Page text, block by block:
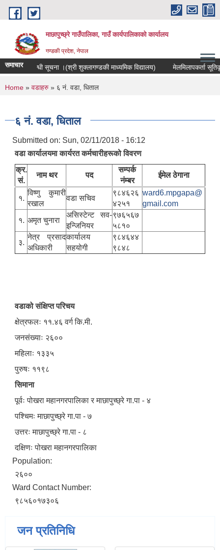
Skip to main content
माछापुच्छ्रे गाउँपालिका, गाउँ कार्यपालिकाको कार्यालय
गण्डकी प्रदेश, नेपाल
समाचारसम्बन्धी सूचना ।(श्री शुक्लागण्डकी माध्यमिक विद्यालय) मेलमिलापकर्ता सूतिकृत
You are here
Home » वडाहरु » ६ नं. वडा, धिताल
६ नं. वडा, धिताल
Submitted on: Sun, 02/11/2018 - 16:12
वडा कार्यालयमा कार्यरत कर्मचारीहरूको विवरण
क्र.
सं.
नाम थर पद
सम्पर्क
नंम्बर
ईमेल ठेगाना
१.
विष्णु कुमारी
रखाल
वडा सचिव
९८४६२६
४२५१
ward6.mpgapa@
gmail.com
१. अमृत चुनारा
असिस्टेन्ट सव-
इन्जिनियर
९७६५६७
५८१०
३.
नेत्र प्रसाद
अधिकारी
कार्यालय
सहयोगी
९८४६४४
९८४८
वडाको संक्षिप्त परिचय
क्षेत्रफलः ११.४६ वर्ग कि.मी.
जनसंख्याः २६००
महिलाः १३३५
पुरुषः ११९८
सिमाना
पूर्वः पोखरा महानगरपालिका र माछापुच्छ्रे गा.पा - ४
पश्चिमः माछापुच्छ्रे गा.पा - ७
उत्तरः माछापुच्छ्रे गा.पा - ८
दक्षिणः पोखरा महानगरपालिका
Population:
२६००
Ward Contact Number:
९८५६०१७३०६
जन प्रतिनिधि